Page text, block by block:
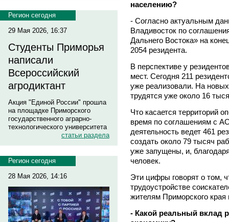
Регион сегодня
29 Мая 2026, 16:37
Студенты Приморья
написали
Всероссийский
агродиктант
Акция "Единой России" прошла
на площадке Приморского
государственного аграрно-
технологического университета
статьи раздела
Регион сегодня
28 Мая 2026, 14:16
населению?
- Согласно актуальным
Владивосток по
Дальнего Востока» на
2054 резидента.
В перспективе у
мест. Сегодня 211
уже реализовали. На
трудятся уже около 16
Что касается территорий
время по соглашениям с
деятельность ведет 461
создать около 79 тысяч
уже запущены, и,
человек.
Эти цифры говорят о том,
трудоустройстве
жителям Приморского края
- Какой реальный вклад